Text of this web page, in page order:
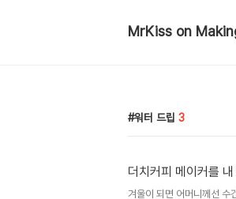
MrKiss on
워터 드립 3
더치커피 메이커를
겨울이 되면 어머니께선 수